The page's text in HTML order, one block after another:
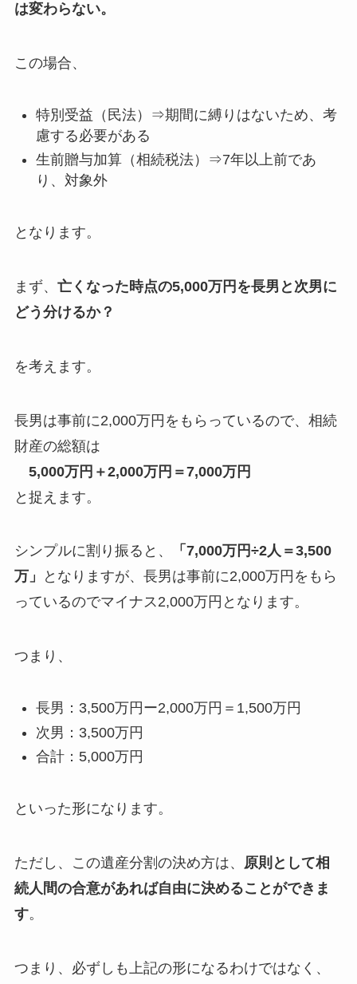
は変わらない。
この場合、
特別受益（民法）⇒期間に縛りはないため、考
慮する必要がある
生前贈与加算（相続税法）⇒7年以上前であ
り、対象外
となります。
まず、 亡くなった時点の5,000万円を長男と次男に
どう分けるか？
を考えます。
長男は事前に2,000万円をもらっているので、相続
財産の総額は
5,000万円＋2,000万円＝7,000万円
と捉えます。
シンプルに割り振ると、
「7,000万円÷2人＝3,500
万」
となりますが、長男は事前に2,000万円をもら
っているのでマイナス2,000万円となります。
つまり、
長男：3,500万円ー2,000万円＝1,500万円
次男：3,500万円
合計：5,000万円
といった形になります。
ただし、この遺産分割の決め方は、
原則として相
続人間の合意があれば自由に決めることができま
す。
つまり、必ずしも上記の形になるわけではなく、